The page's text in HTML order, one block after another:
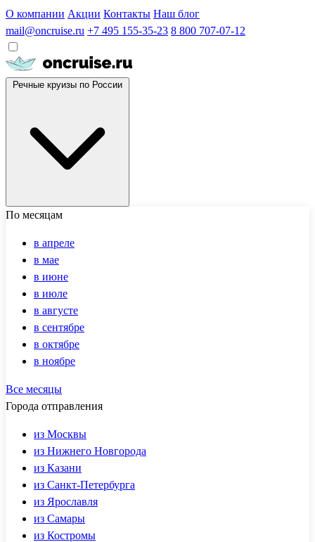
О компании Акции Контакты Наш блог
mail@oncruise.ru +7 495 155-35-23 8 800 707-07-12
По месяцам
в апреле
в мае
в июне
в июле
в августе
в сентябре
в октябре
в ноябре
Все месяцы
Города отправления
из Москвы
из Нижнего Новгорода
из Казани
из Санкт-Петербурга
из Ярославля
из Самары
из Костромы